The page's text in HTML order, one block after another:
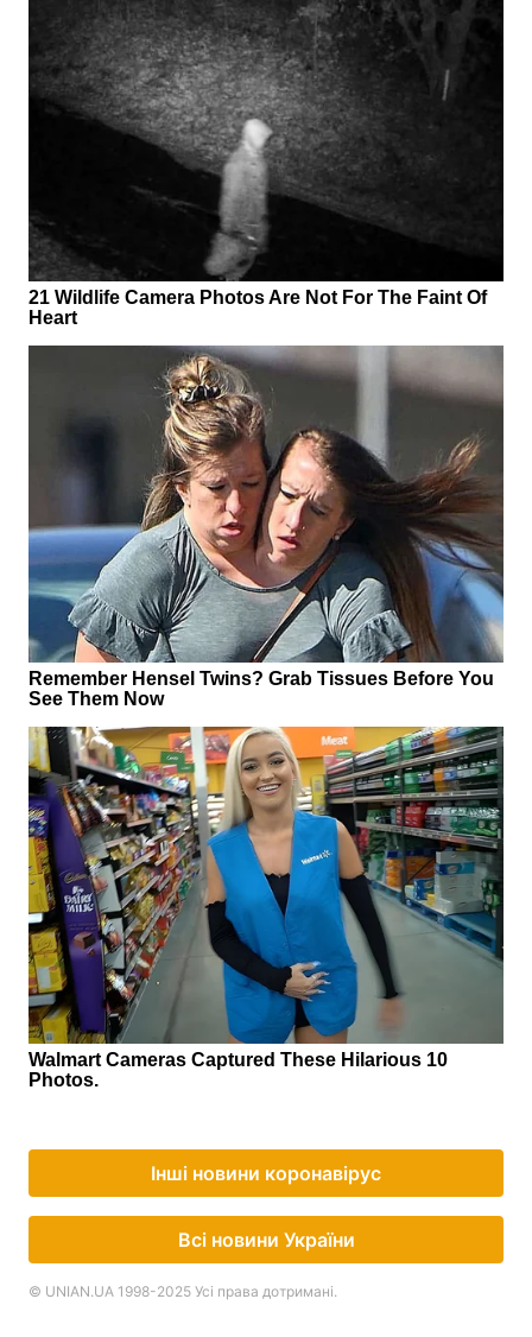
Інші новини коронавірус
Всі новини України
© UNIAN.UA 1998-2025 Усі права дотримані.